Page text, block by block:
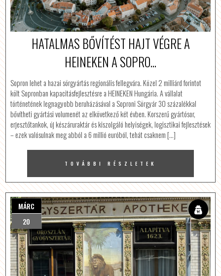
HATALMAS BŐVÍTÉST HAJT VÉGRE A
HEINEKEN A SOPRO...
Sopron lehet a hazai sörgyártás regionális fellegvára. Közel 2 milliárd forintot
költ Sopronban kapacitásfejlesztésre a HEINEKEN Hungária. A vállalat
történetének legnagyobb beruházásával a Soproni Sörgyár 30 százalékkal
bővítheti gyártási volumenét az elkövetkező két évben. Korszerű gyártósor,
erjesztőtankok, új készáruraktár és kiszolgáló helyiségek, logisztikai fejlesztések
– ezek valósulnak meg abból a 6 millió euróból, tehát csaknem […]
TOVÁBBI RÉSZLETEK
MÁRC
20